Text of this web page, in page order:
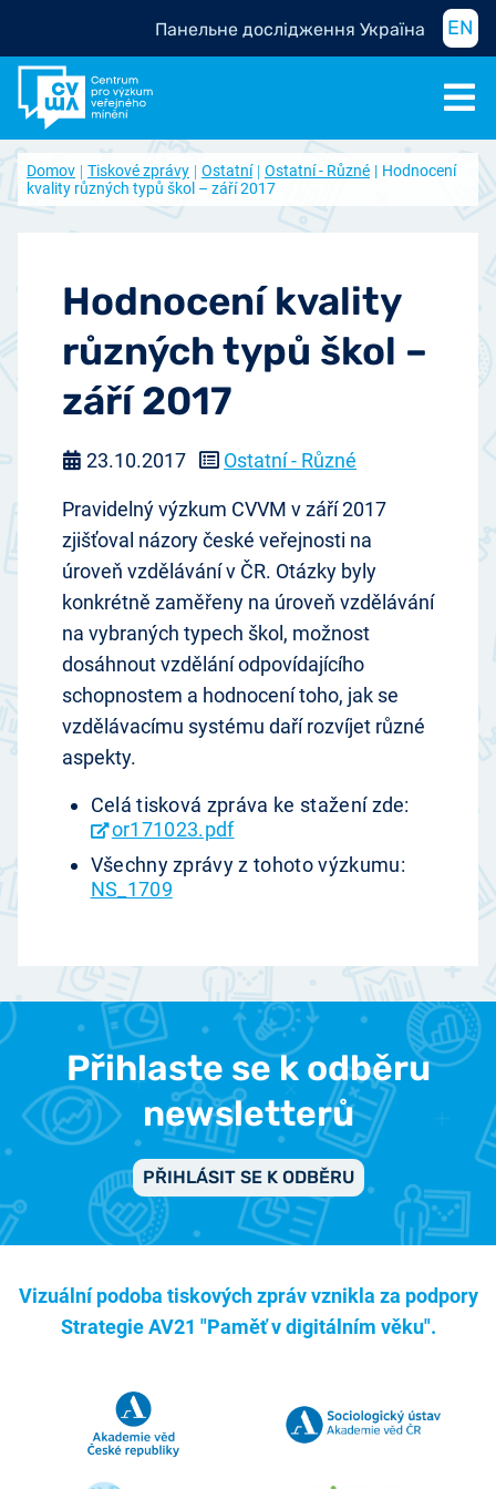
Панельне дослідження Україна EN
Domov Tiskové zprávy Ostatní Ostatní - Různé
Hodnocení
kvality různých typů škol – září 2017
Hodnocení kvality
různých typů škol –
září 2017
23.10.2017 Ostatní - Různé
Pravidelný výzkum CVVM v září 2017
zjišťoval názory české veřejnosti na
úroveň vzdělávání v ČR. Otázky byly
konkrétně zaměřeny na úroveň vzdělávání
na vybraných typech škol, možnost
dosáhnout vzdělání odpovídajícího
schopnostem a hodnocení toho, jak se
vzdělávacímu systému daří rozvíjet různé
aspekty.
Celá tisková zpráva ke stažení zde:
or171023.pdf
Všechny zprávy z tohoto výzkumu:
NS_1709
Přihlaste se k odběru
newsletterů
PŘIHLÁSIT SE K ODBĚRU
Vizuální podoba tiskových zpráv vznikla za podpory
Strategie AV21 "Paměť v digitálním věku".